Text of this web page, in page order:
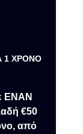
1 ΧΡΟΝΟ
ΕΝΑΝ
€50
από